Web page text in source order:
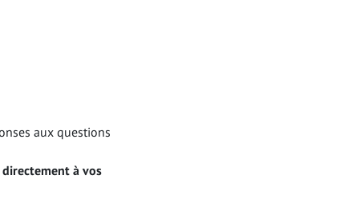
aux questions
directement à vos